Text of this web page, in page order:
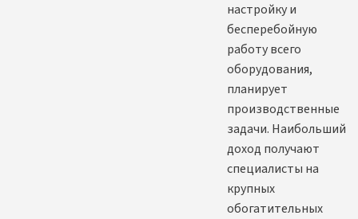
настройку и
бесперебойную
работу всего
оборудования,
планирует
производственные
задачи. Наибольший
доход получают
специалисты на
крупных
обогатительных